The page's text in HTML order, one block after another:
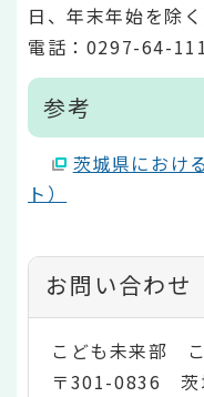
日、年末年始を除く
電話：0297-64-
参考
茨城県におけ
ト）
お問い合わせ
こども未来部
〒301-0836 茨